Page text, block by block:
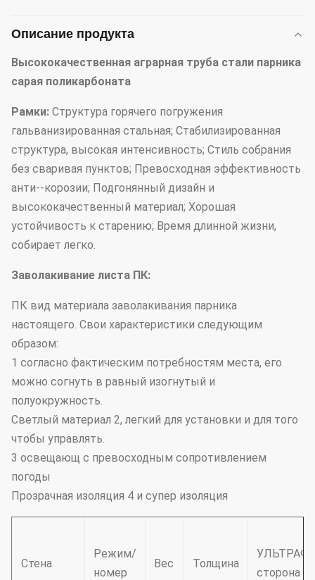
Описание продукта
Высококачественная аграрная труба стали парника
сарая поликарбоната
Рамки: Структура горячего погружения
гальванизированная стальная; Стабилизированная
структура, высокая интенсивность; Стиль собрания
без сваривая пунктов; Превосходная эффективность
анти--корозии; Подгонянный дизайн и
высококачественный материал; Хорошая
устойчивость к старению; Время длинной жизни,
собирает легко.
Заволакивание листа ПК:
ПК вид материала заволакивания парника
настоящего. Свои характеристики следующим
образом:
1 согласно фактическим потребностям места, его
можно согнуть в равный изогнутый и
полуокружность.
Светлый материал 2, легкий для установки и для того
чтобы управлять.
3 освещающ с превосходным сопротивлением
погоды
Прозрачная изоляция 4 и супер изоляция
Стена
Режим/
номер
Вес Толщина
сторона